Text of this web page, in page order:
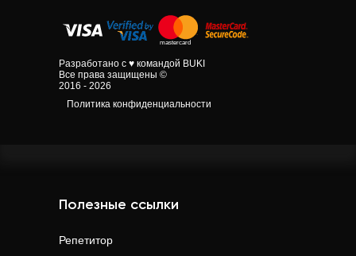
Разработано с ♥ командой BUKI
Все права защищены ©
2016 - 2026
Политика конфиденциальности
Полезные ссылки
Репетитор